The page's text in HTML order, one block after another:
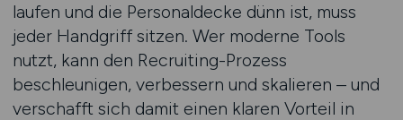
laufen und die Personaldecke dünn ist, muss
jeder Handgriff sitzen. Wer moderne Tools
nutzt, kann den Recruiting-Prozess
beschleunigen, verbessern und skalieren – und
verschafft sich damit einen klaren Vorteil in